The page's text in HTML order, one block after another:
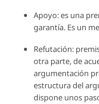
Apoyo: es una
garantía. Es un
Refutación:
otra parte, de
argumentación
estructura del
dispone unos